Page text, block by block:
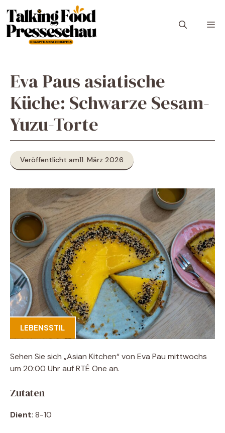
Inhalt
springen
Eva Paus asiatische
Küche: Schwarze Sesam-
Yuzu-Torte
Veröffentlicht am11. März 2026
LEBENSSTIL
Sehen Sie sich „Asian Kitchen“ von Eva Pau mittwochs
um 20:00 Uhr auf RTÉ One an.
Zutaten
Dient: 8-10